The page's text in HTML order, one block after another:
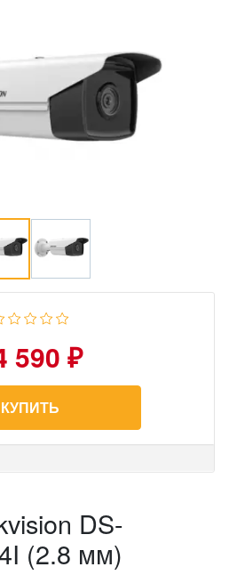
590 ₽
КУПИТЬ
DS-
(2.8 мм)